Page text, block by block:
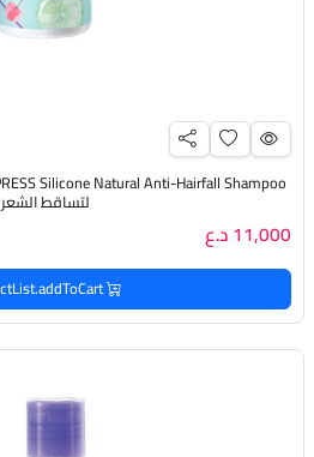
لتساقط الشعر
11,000 د.ع
productList.addToCart